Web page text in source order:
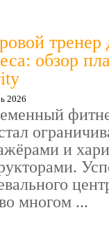
тренер
обзор
2026
и
многом ...